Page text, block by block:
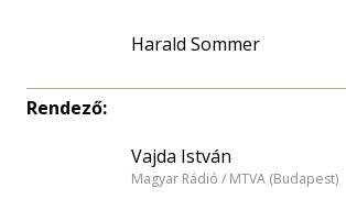
Harald Sommer
Rendező:
Vajda István
Magyar Rádió / MTVA (Budapest)